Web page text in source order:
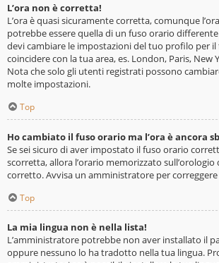
L’ora non è corretta!
L’ora è quasi sicuramente corretta, comunque
potrebbe essere quella di un fuso orario differente
devi cambiare le impostazioni del tuo profilo per il
coincidere con la tua area, es. London, Paris, New
Nota che solo gli utenti registrati possono
molte impostazioni.
Top
Ho cambiato il fuso orario ma l’ora è ancora
Se sei sicuro di aver impostato il fuso orario
scorretta, allora l’orario memorizzato sull’orologio
corretto. Avvisa un amministratore per
Top
La mia lingua non è nella lista!
L’amministratore potrebbe non aver installato il
oppure nessuno lo ha tradotto nella tua lingua.